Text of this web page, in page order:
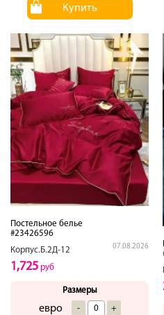
Купить
Постельное белье
#23426596
Корпус.Б.2Д-12
07.08.2026
1,725 руб
Размеры
евро - +